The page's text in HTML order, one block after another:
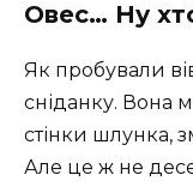
Овес… Ну
Як пробували
сніданку. Вона
стінки шлунка,
Але це ж не